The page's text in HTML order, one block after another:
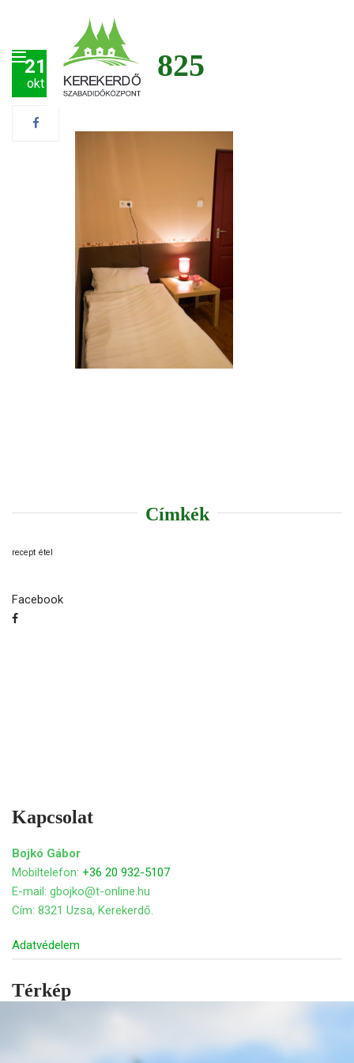
21
okt
img_6825
Post by Tamás
Címkék
recept étel
Facebook
Kapcsolat
Bojkó Gábor
Mobiltelefon: +36 20 932-5107
E-mail: gbojko@t-online.hu
Cím: 8321 Uzsa, Kerekerdő.
Adatvédelem
Térkép